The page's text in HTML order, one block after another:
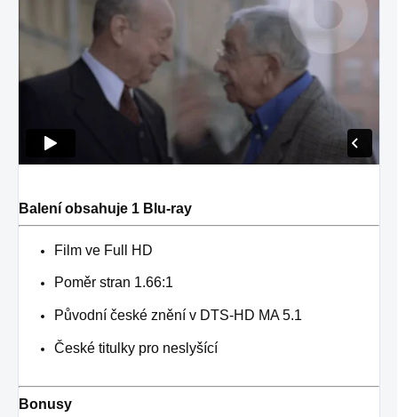
Balení obsahuje 1 Blu-ray
Film ve Full HD
Poměr stran 1.66:1
Původní české znění v DTS-HD MA 5.1
České titulky pro neslyšící
Bonusy